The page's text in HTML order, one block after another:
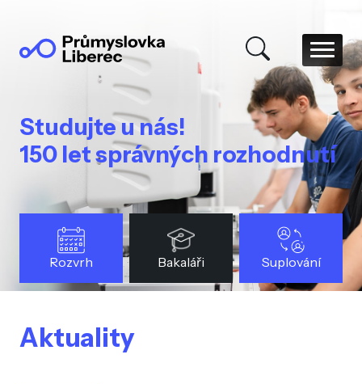
Studujte u nás!
150 let správných rozhodnutí
Rozvrh Bakaláři Suplování
Aktuality